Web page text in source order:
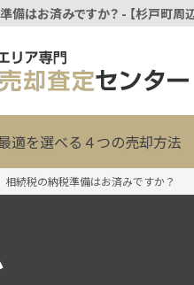
備はお済みですか？ - 【杉戸町周
適を選べる４つの売却方法
相続税の納税準備はお済みですか？